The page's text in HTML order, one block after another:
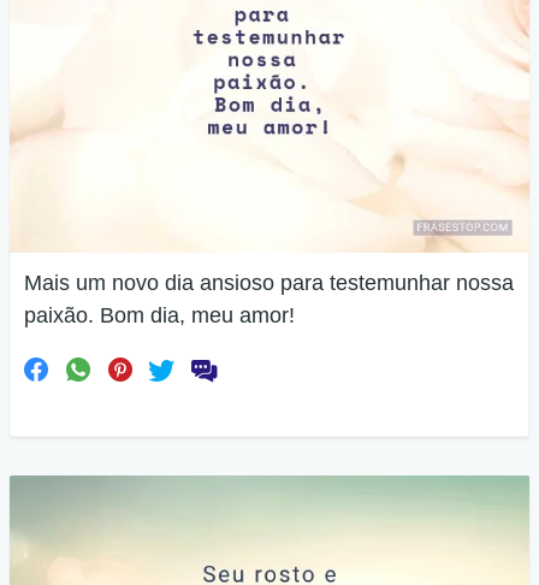
Mais um novo dia ansioso para testemunhar nossa
paixão. Bom dia, meu amor!